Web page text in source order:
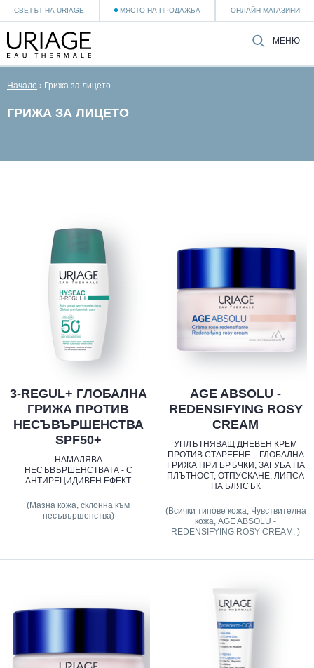
СВЕТЪТ НА URIAGE МЯСТО НА ПРОДАЖБА ОНЛАЙН МАГАЗИНИ
МЕНЮ
Начало › Грижа за лицето
ГРИЖА ЗА ЛИЦЕТО
3-REGUL+ ГЛОБАЛНА
ГРИЖА ПРОТИВ
НЕСЪВЪРШЕНСТВА
SPF50+
НАМАЛЯВА
НЕСЪВЪРШЕНСТВАТА - С
АНТИРЕЦИДИВЕН ЕФЕКТ
(Мазна кожа, склонна към
несъвършенства)
AGE ABSOLU -
REDENSIFYING ROSY
CREAM
УПЛЪТНЯВАЩ ДНЕВЕН КРЕМ
ПРОТИВ СТАРЕЕНЕ – ГЛОБАЛНА
ГРИЖА ПРИ БРЪЧКИ, ЗАГУБА НА
ПЛЪТНОСТ, ОТПУСКАНЕ, ЛИПСА
НА БЛЯСЪК
(Всички типове кожа, Чувствителна
кожа, AGE ABSOLU -
REDENSIFYING ROSY CREAM, )